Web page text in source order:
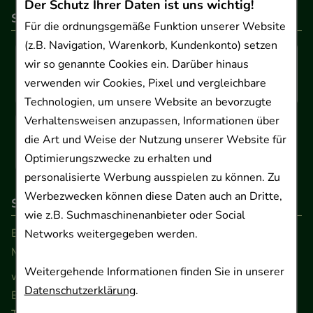
Der Schutz Ihrer Daten ist uns wichtig!
Für die ordnungsgemäße Funktion unserer Website
(z.B. Navigation, Warenkorb, Kundenkonto) setzen
wir so genannte Cookies ein. Darüber hinaus
verwenden wir Cookies, Pixel und vergleichbare
Technologien, um unsere Website an bevorzugte
Verhaltensweisen anzupassen, Informationen über
die Art und Weise der Nutzung unserer Website für
Optimierungszwecke zu erhalten und
personalisierte Werbung ausspielen zu können. Zu
Werbezwecken können diese Daten auch an Dritte,
wie z.B. Suchmaschinenanbieter oder Social
Networks weitergegeben werden.
Weitergehende Informationen finden Sie in unserer
Datenschutzerklärung.
So können Sie bezahlen
So erreichen Sie uns
Beratung und Kundenservice:
Montag - Freitag von 9.00 bis 17.00 Uhr
www.ApoSalis.de· E-Mail:info@ApoSalis.de
Ernst-August-Platz 2 · 30159 Hannover